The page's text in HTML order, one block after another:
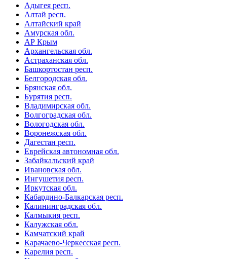
Адыгея респ.
Алтай респ.
Алтайский край
Амурская обл.
АР Крым
Архангельская обл.
Астраханская обл.
Башкортостан респ.
Белгородская обл.
Брянская обл.
Бурятия респ.
Владимирская обл.
Волгоградская обл.
Вологодская обл.
Воронежская обл.
Дагестан респ.
Еврейская автономная обл.
Забайкальский край
Ивановская обл.
Ингушетия респ.
Иркутская обл.
Кабардино-Балкарская респ.
Калининградская обл.
Калмыкия респ.
Калужская обл.
Камчатский край
Карачаево-Черкесская респ.
Карелия респ.